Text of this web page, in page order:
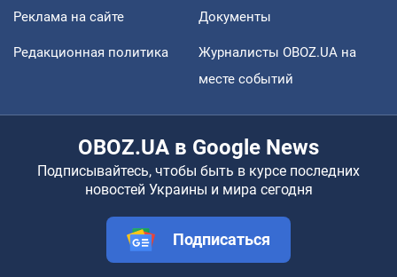
Реклама на сайте Документы
Редакционная политика
Журналисты OBOZ.UA на
месте событий
OBOZ.UA в Google News
Подписывайтесь, чтобы быть в курсе последних
новостей Украины и мира сегодня
Подписаться